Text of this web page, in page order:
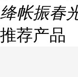
绛帐振春
推荐产品